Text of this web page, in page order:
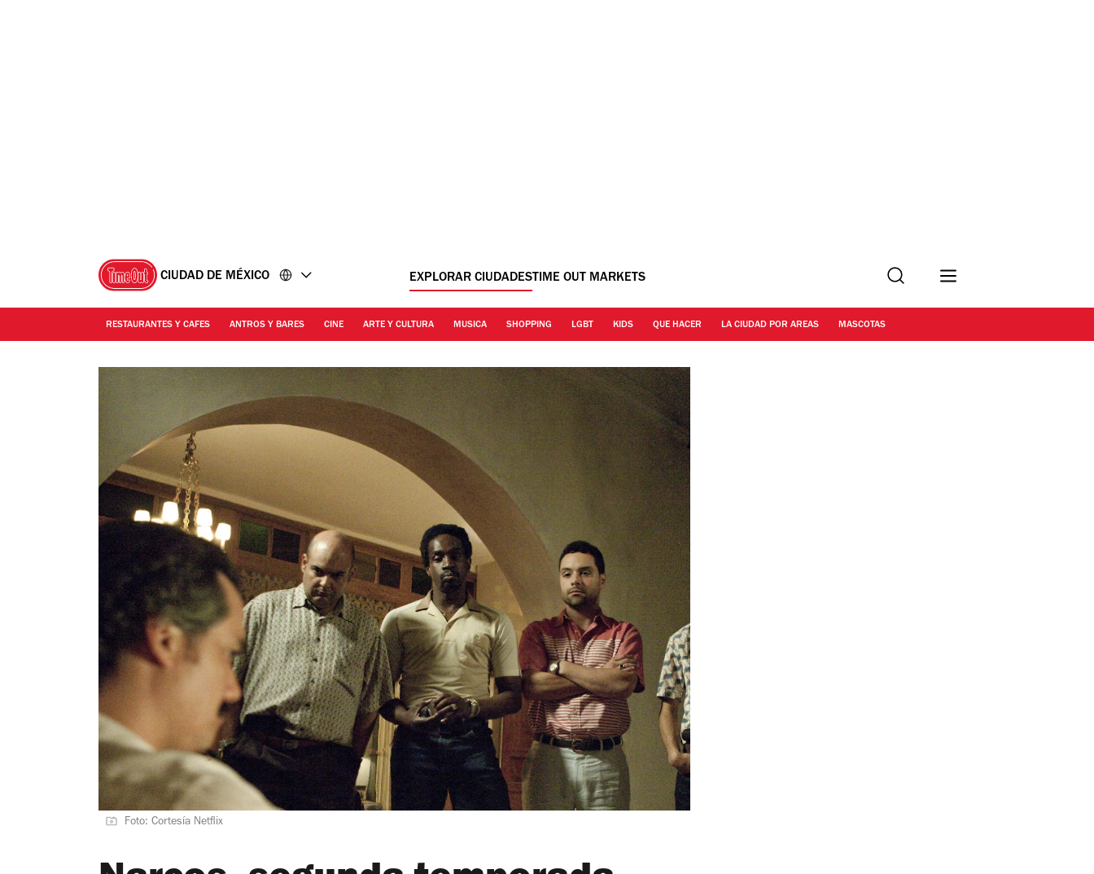
CIUDAD DE MÉXICO EXPLORAR CIUDADESTIME OUT MARKETS Buscar
RESTAURANTES Y CAFES ANTROS Y BARES CINE ARTE Y CULTURA MUSICA SHOPPING LGBT KIDS QUE HACER LA CIUDAD POR AREAS MASCOTAS
Foto: Cortesía Netflix